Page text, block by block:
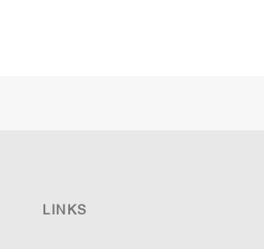
LINKS